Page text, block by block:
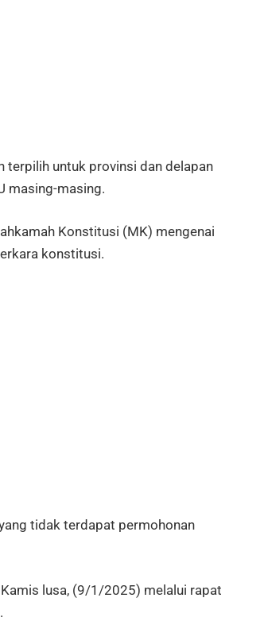
terpilih untuk provinsi dan delapan
masing-masing.
Konstitusi (MK) mengenai
konstitusi.
tidak terdapat permohonan
lusa, (9/1/2025) melalui rapat